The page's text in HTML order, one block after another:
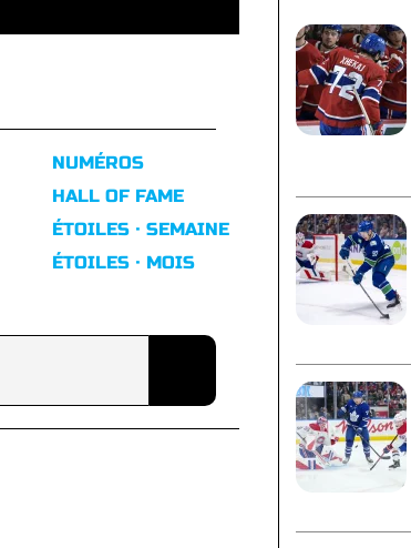
NUMÉROS
HALL OF FAME
ÉTOILES · SEMAINE
ÉTOILES · MOIS